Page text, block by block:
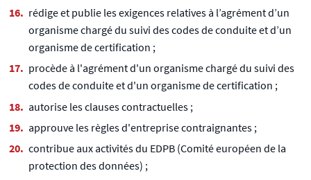
rédige et publie les exigences relatives à l’agrément d’un
organisme chargé du suivi des codes de conduite et d’un
organisme de certification ;
procède à l'agrément d'un organisme chargé du suivi des
codes de conduite et d'un organisme de certification ;
autorise les clauses contractuelles ;
approuve les règles d'entreprise contraignantes ;
contribue aux activités du EDPB (Comité européen de la
protection des données) ;